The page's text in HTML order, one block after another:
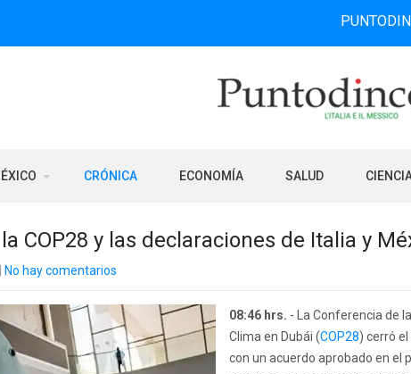
CRÓNICA ECONOMÍA SALUD
COP28 y las declaraciones de Italia y
No hay comentarios
08:46 hrs. - La Conferencia de
Clima en Dubái (COP28) cerró
con un acuerdo aprobado en el